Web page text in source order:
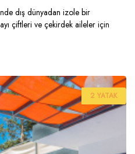
dış dünyadan izole bir
çiftleri ve çekirdek aileler için
2 YATAK